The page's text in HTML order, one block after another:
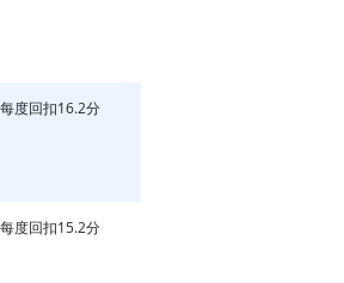
每度回扣16.2分
每度回扣15.2分